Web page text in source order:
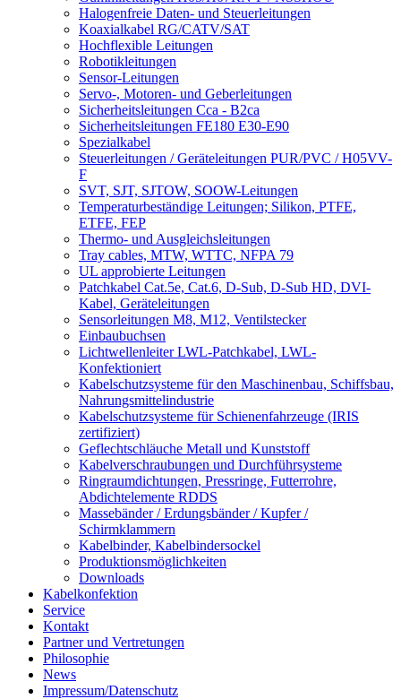
Halogenfreie Daten- und Steuerleitungen
Koaxialkabel RG/CATV/SAT
Hochflexible Leitungen
Robotikleitungen
Sensor-Leitungen
Servo-, Motoren- und Geberleitungen
Sicherheitsleitungen Cca - B2ca
Sicherheitsleitungen FE180 E30-E90
Spezialkabel
Steuerleitungen / Geräteleitungen PUR/PVC / H05VV-
F
SVT, SJT, SJTOW, SOOW-Leitungen
Temperaturbeständige Leitungen; Silikon, PTFE,
ETFE, FEP
Thermo- und Ausgleichsleitungen
Tray cables, MTW, WTTC, NFPA 79
UL approbierte Leitungen
Patchkabel Cat.5e, Cat.6, D-Sub, D-Sub HD, DVI-
Kabel, Geräteleitungen
Sensorleitungen M8, M12, Ventilstecker
Einbaubuchsen
Lichtwellenleiter LWL-Patchkabel, LWL-
Konfektioniert
Kabelschutzsysteme für den Maschinenbau, Schiffsbau,
Nahrungsmittelindustrie
Kabelschutzsysteme für Schienenfahrzeuge (IRIS
zertifiziert)
Geflechtschläuche Metall und Kunststoff
Kabelverschraubungen und Durchführsysteme
Ringraumdichtungen, Pressringe, Futterrohre,
Abdichtelemente RDDS
Massebänder / Erdungsbänder / Kupfer /
Schirmklammern
Kabelbinder, Kabelbindersockel
Produktionsmöglichkeiten
Downloads
Kabelkonfektion
Service
Kontakt
Partner und Vertretungen
Philosophie
News
Impressum/Datenschutz